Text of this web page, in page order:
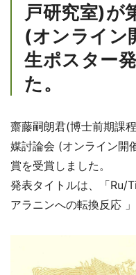
戸研究室)が
(オンライン
生ポスター
た。
齋藤嗣朗君(博士前期課
媒討論会 (オンライン開
賞を受賞しました。
発表タイトルは、「Ru/
アラニンへの転換反応 」